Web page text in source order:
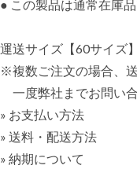
● この製品は通常在庫品
運送サイズ【60サイズ】
※複数ご注文の場合、
一度弊社までお問い
» お支払い方法
» 送料・配送方法
» 納期について